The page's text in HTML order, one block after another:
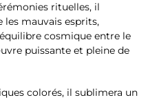
rituelles, il
mauvais esprits,
cosmique entre le
puissante et pleine de
colorés, il sublimera un